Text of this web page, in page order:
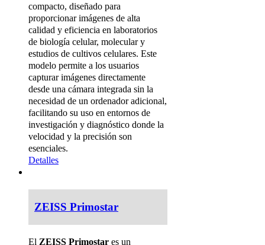
compacto, diseñado para
proporcionar imágenes de alta
calidad y eficiencia en laboratorios
de biología celular, molecular y
estudios de cultivos celulares. Este
modelo permite a los usuarios
capturar imágenes directamente
desde una cámara integrada sin la
necesidad de un ordenador adicional,
facilitando su uso en entornos de
investigación y diagnóstico donde la
velocidad y la precisión son
esenciales.
Detalles
ZEISS Primostar
El ZEISS Primostar es un